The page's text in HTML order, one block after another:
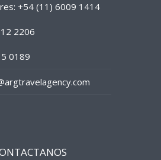
+54 (11) 6009 1414
2206
0189